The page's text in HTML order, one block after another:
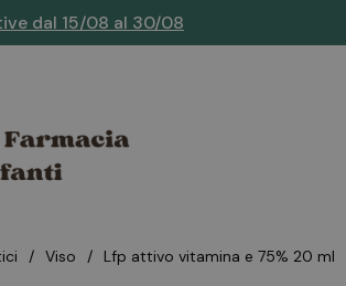
dal 15/08 al 30/08
viso lfp attivo vitamina e 75% 20 ml